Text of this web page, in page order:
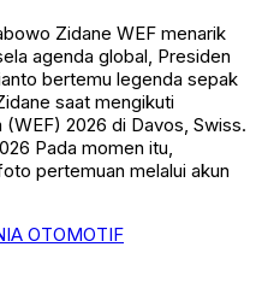
Zidane WEF menarik
agenda global, Presiden
bertemu legenda sepak
saat mengikuti
2026 di Davos, Swiss.
Pada momen itu,
pertemuan melalui akun